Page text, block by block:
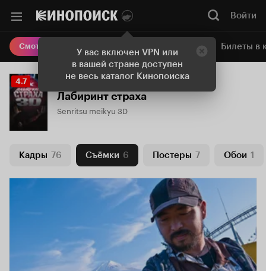
У вас включен VPN или
в вашей стране доступен
не весь каталог Кинопоиска
Войти
Смотреть кино Онлайн-кинотеатр Билеты в
Рейтинг
Кинопоиска
4.7
4.7
Лабиринт страха
Senritsu meikyu 3D
Кадры 76 Съёмки 6 Постеры 7 Обои 1